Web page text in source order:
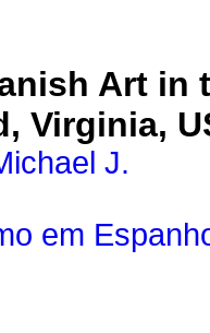
Art in
Virginia,
J.
em